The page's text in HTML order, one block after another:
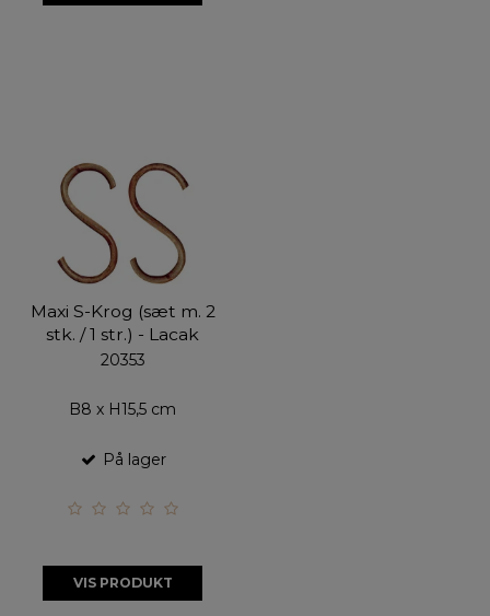
Maxi S-Krog (sæt m. 2
stk. / 1 str.) - Lacak
20353
B8 x H15,5 cm
På lager
VIS PRODUKT